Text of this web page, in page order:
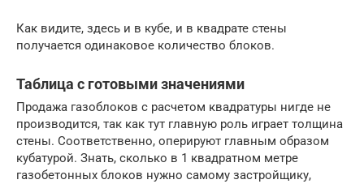
Как видите, здесь и в кубе, и в квадрате стены
получается одинаковое количество блоков.
Таблица с готовыми значениями
Продажа газоблоков с расчетом квадратуры нигде не
производится, так как тут главную роль играет толщина
стены. Соответственно, оперируют главным образом
кубатурой. Знать, сколько в 1 квадратном метре
газобетонных блоков нужно самому застройщику,